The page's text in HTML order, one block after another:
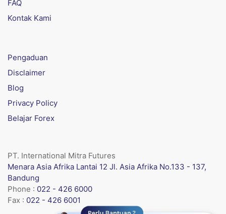
FAQ
Kontak Kami
Pengaduan
Disclaimer
Blog
Privacy Policy
Belajar Forex
PT. International Mitra Futures
Menara Asia Afrika Lantai 12 Jl. Asia Afrika No.133 - 137,
Bandung
Phone : 022 - 426 6000
Fax : 022 - 426 6001